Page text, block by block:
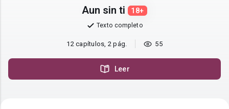
Aun sin ti 18+
Texto completo
12 capítulos, 2 pág. 55
Leer